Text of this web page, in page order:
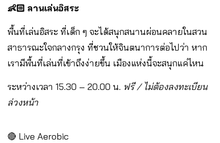
👶🏻 ลานเล่นอิสระ
พื้นที่เล่นอิสระ ที่เด็ก ๆ จะได้สนุกสนานผ่อนคลายในสวน
สาธารณะใจกลางกรุง ที่ชวนให้จินตนาการต่อไปว่า หาก
เรามีพื้นที่เล่นที่เข้าถึงง่ายขึ้น เมืองแห่งนี้จะสนุกแค่ไหน
ระหว่างเวลา 15.30 – 20.00 น. ฟรี / ไม่ต้องลงทะเบียน
ล่วงหน้า
🔴 Live Aerobic